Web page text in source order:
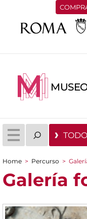
You are here
Home > Percurso >
Galería